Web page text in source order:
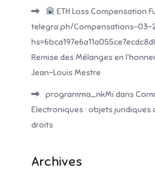
ETH Loss Compensation
telegra.ph/Compensations-03-
Remise des Mélanges en
Jean-Louis Mestre
programma_nkMi dans
Electroniques : objets juridiques
droits
Archives